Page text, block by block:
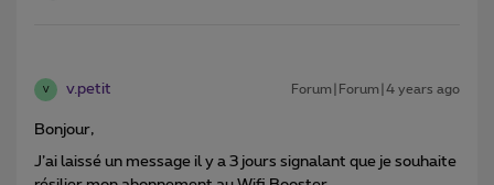
V v.petit Forum|Forum|4 years ago
Bonjour,
J’ai laissé un message il y a 3 jours signalant que je souhaite